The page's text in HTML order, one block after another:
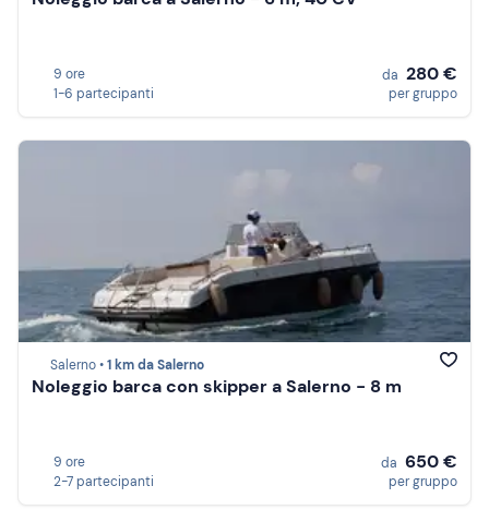
9 ore
1-6 partecipanti
da 280 €
per gruppo
Salerno •1 km da Salerno
Noleggio barca con skipper a Salerno - 8 m
9 ore
2-7 partecipanti
da 650 €
per gruppo